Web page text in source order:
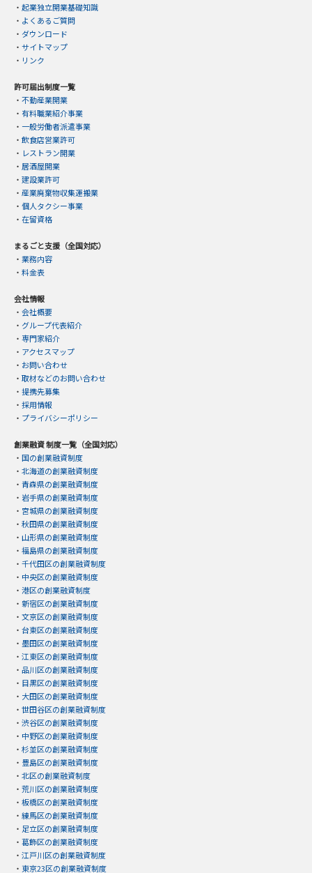
・ 起業独立開業基礎知識
・ よくあるご質問
・ ダウンロード
・ サイトマップ
・ リンク
許可届出制度一覧
・ 不動産業開業
・ 有料職業紹介事業
・ 一般労働者派遣事業
・ 飲食店営業許可
・ レストラン開業
・ 居酒屋開業
・ 建設業許可
・ 産業廃棄物収集運搬業
・ 個人タクシー事業
・ 在留資格
まるごと支援（全国対応）
・ 業務内容
・ 料金表
会社情報
・ 会社概要
・ グループ代表紹介
・ 専門家紹介
・ アクセスマップ
・ お問い合わせ
・ 取材などのお問い合わせ
・ 提携先募集
・ 採用情報
・ プライバシーポリシー
創業融資 制度一覧（全国対応）
・ 国の創業融資制度
・ 北海道の創業融資制度
・ 青森県の創業融資制度
・ 岩手県の創業融資制度
・ 宮城県の創業融資制度
・ 秋田県の創業融資制度
・ 山形県の創業融資制度
・ 福島県の創業融資制度
・ 千代田区の創業融資制度
・ 中央区の創業融資制度
・ 港区の創業融資制度
・ 新宿区の創業融資制度
・ 文京区の創業融資制度
・ 台東区の創業融資制度
・ 墨田区の創業融資制度
・ 江東区の創業融資制度
・ 品川区の創業融資制度
・ 目黒区の創業融資制度
・ 大田区の創業融資制度
・ 世田谷区の創業融資制度
・ 渋谷区の創業融資制度
・ 中野区の創業融資制度
・ 杉並区の創業融資制度
・ 豊島区の創業融資制度
・ 北区の創業融資制度
・ 荒川区の創業融資制度
・ 板橋区の創業融資制度
・ 練馬区の創業融資制度
・ 足立区の創業融資制度
・ 葛飾区の創業融資制度
・ 江戸川区の創業融資制度
・ 東京23区の創業融資制度